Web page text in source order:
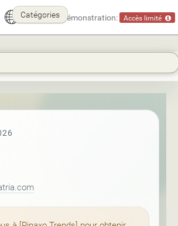
Mode démonstration: Accès limité
Catégories